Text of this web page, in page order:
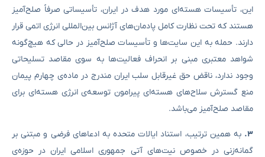
این، تأسیسات هسته‌ای مورد هدف در ایران، تأسیساتی صرفاً صلح‌آمیز
هستند که تحت نظارت کامل پادمان‌های آژانس بین‌المللی انرژی اتمی قرار
دارند. حمله به این سایت‌ها و تأسیسات صلح‌آمیز در حالی که هیچ‌گونه
شواهد معتبری مبنی بر انحراف فعالیت‌ها به سوی مقاصد تسلیحاتی
وجود ندارد، ناقض حق غیرقابل سلب ایران مندرج در ماده‌ی چهارم پیمان
منع گسترش سلاح‌های هسته‌ای پیرامون توسعه‌ی انرژی هسته‌ای برای
مقاصد صلح‌آمیز می‌باشد.
۳. به همین ترتیب، استناد ایالات متحده به ادعاهای فرضی و مبتنی بر
گمانه‌زنی در خصوص نیت‌های آتی جمهوری اسلامی ایران در حوزه‌ی